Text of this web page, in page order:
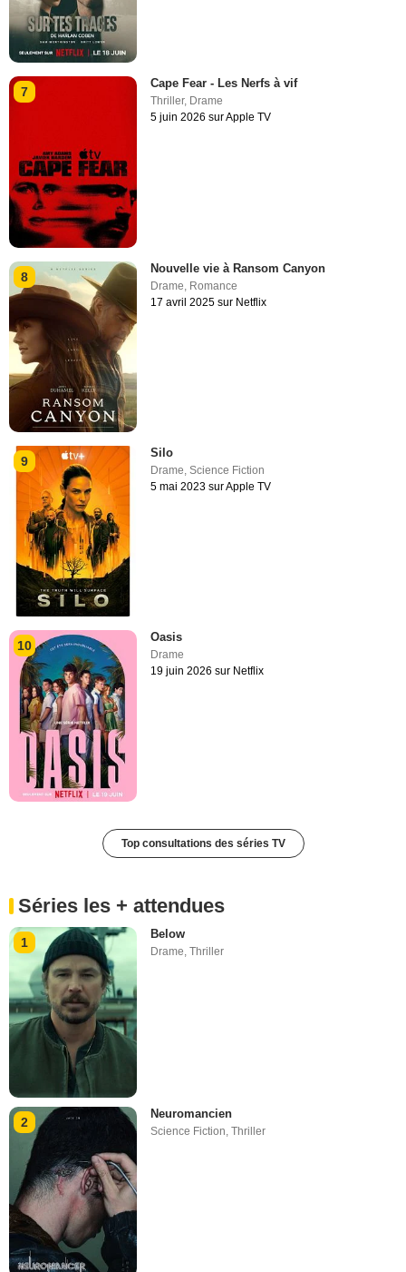
7
Cape Fear - Les Nerfs à vif
Thriller, Drame
5 juin 2026 sur Apple TV
8
Nouvelle vie à Ransom Canyon
Drame Romance
17 avril 2025 sur Netflix
9
Silo
Drame,Science Fiction
5 mai 2023 sur Apple TV
10
Oasis
Drame
19 juin 2026 sur Netflix
Top consultations des séries TV
Séries les + attendues
1
Below
Drame ,Thriller
2
Neuromancien
Science Fiction,Thriller